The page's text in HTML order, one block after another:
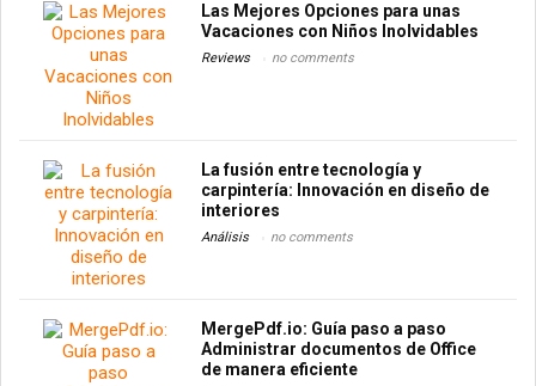
Las Mejores Opciones para unas
Vacaciones con Niños Inolvidables
Reviews no comments
La fusión entre tecnología y
carpintería: Innovación en diseño de
interiores
Análisis no comments
MergePdf.io: Guía paso a paso
Administrar documentos de Office
de manera eficiente